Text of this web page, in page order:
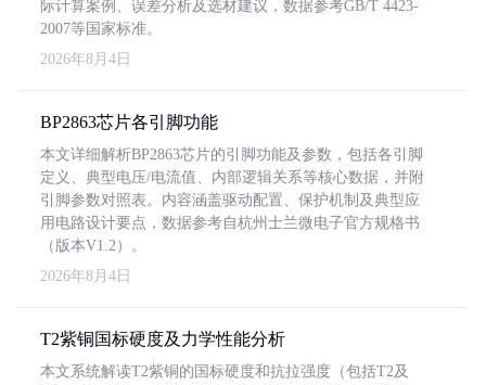
际计算案例、误差分析及选材建议，数据参考GB/T 4423-
2007等国家标准。
2026年8月4日
BP2863芯片各引脚功能
本文详细解析BP2863芯片的引脚功能及参数，包括各引脚
定义、典型电压/电流值、内部逻辑关系等核心数据，并附
引脚参数对照表。内容涵盖驱动配置、保护机制及典型应
用电路设计要点，数据参考自杭州士兰微电子官方规格书
（版本V1.2）。
2026年8月4日
T2紫铜国标硬度及力学性能分析
本文系统解读T2紫铜的国标硬度和抗拉强度（包括T2及